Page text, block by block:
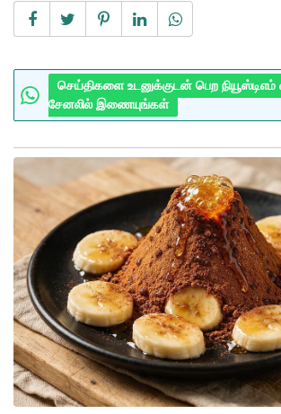
செய்திகளை உடனுக்குடன் பெற
சேனலில் இணையுங்கள்